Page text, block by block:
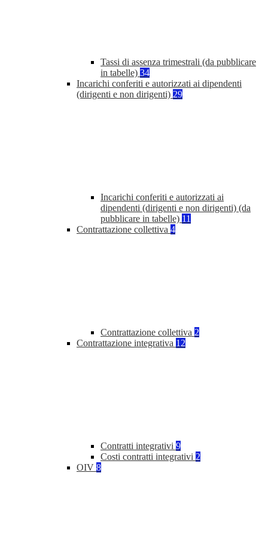
Tassi di assenza trimestrali (da pubblicare
in tabelle) 34
Incarichi conferiti e autorizzati ai dipendenti
(dirigenti e non dirigenti) 29
Incarichi conferiti e autorizzati ai
dipendenti (dirigenti e non dirigenti) (da
pubblicare in tabelle) 11
Contrattazione collettiva 4
Contrattazione collettiva 2
Contrattazione integrativa 12
Contratti integrativi 9
Costi contratti integrativi 2
OIV 8